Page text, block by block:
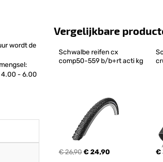
wordt de
4.00 - 6.00
Vergelijkbare
Schwalbe reifen cx
comp50-559 b/b+rt acti kg
€ 26,90€ 24,90 €